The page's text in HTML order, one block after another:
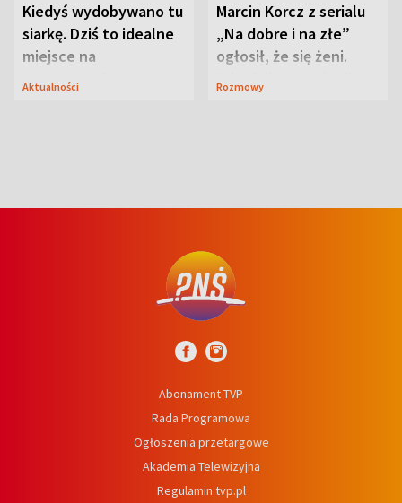
Kiedyś wydobywano tu
siarkę. Dziś to idealne
miejsce na
wypoczynek
Aktualności
Marcin Korcz z serialu
„Na dobre i na złe”
ogłosił, że się żeni.
Zdradził, co zmienił
Rozmowy
Abonament TVP
Rada Programowa
Ogłoszenia przetargowe
Akademia Telewizyjna
Regulamin tvp.pl